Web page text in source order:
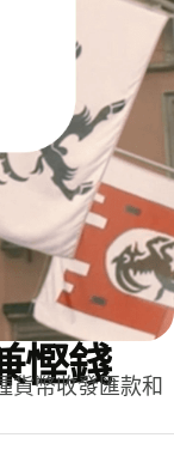
慳錢
貨幣收發匯款和